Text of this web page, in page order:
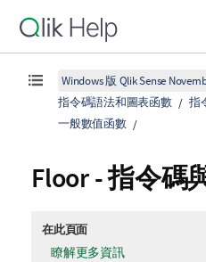
Windows 版 Qlik Sense
指令碼語法和圖表函數
指
一般數值函數
Floor- 指令碼
在此頁面
瞭解更多資訊